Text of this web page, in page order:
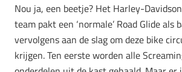
Nou ja, een beetje? Het Harley-
team pakt een ‘normale’ Road Glide als
vervolgens aan de slag om deze bike
krijgen. Ten eerste worden alle